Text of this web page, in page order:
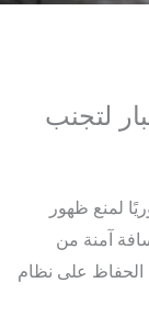
لتجنب
لمنع ظهور
آمنة من
الحفاظ على نظام